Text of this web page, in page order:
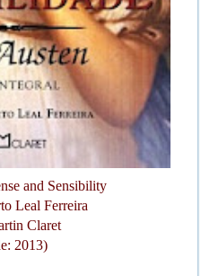
and Sensibility
Leal Ferreira
Claret
2013)